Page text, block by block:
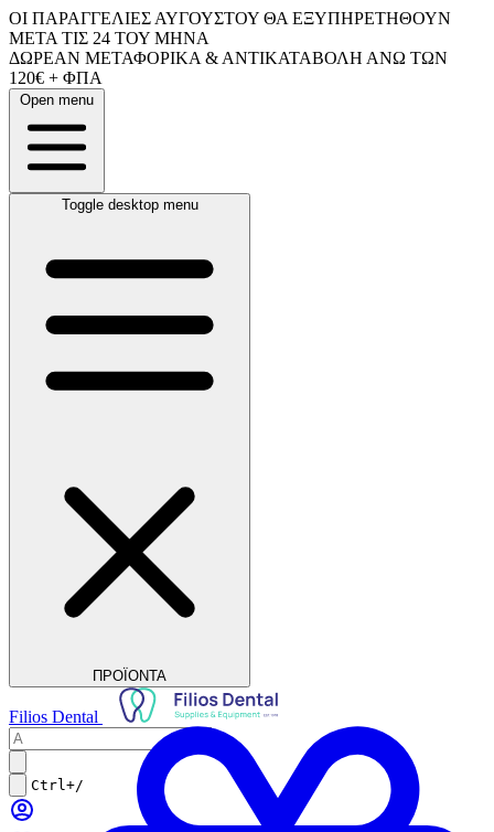
ΟΙ ΠΑΡΑΓΓΕΛΙΕΣ ΑΥΓΟΥΣΤΟΥ ΘΑ ΕΞΥΠΗΡΕΤΗΘΟΥΝ
ΜΕΤΑ ΤΙΣ 24 ΤΟΥ ΜΗΝΑ
ΔΩΡΕΑΝ ΜΕΤΑΦΟΡΙΚΑ & ΑΝΤΙΚΑΤΑΒΟΛΗ ΑΝΩ ΤΩΝ
120€ + ΦΠΑ
Open menu
Toggle desktop menu
ΠΡΟΪΟΝΤΑ
Filios Dental
Ctrl+/